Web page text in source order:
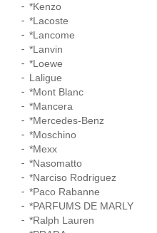
*Kenzo
*Lacoste
*Lancome
*Lanvin
*Loewe
Laligue
*Mont Blanc
*Mancera
*Mercedes-Benz
*Moschino
*Mexx
*Nasomatto
*Narciso Rodriguez
*Paco Rabanne
*PARFUMS DE MARLY
*Ralph Lauren